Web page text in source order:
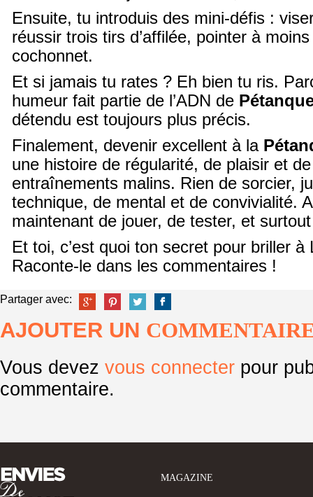
Ensuite, tu introduis des mini-défis :
réussir trois tirs d’affilée, pointer à
cochonnet.
Et si jamais tu rates ? Eh bien tu ris.
humeur fait partie de l’ADN de
détendu est toujours plus précis.
Finalement, devenir excellent à la
une histoire de régularité, de plaisir et
entraînements malins. Rien de sorcier,
technique, de mental et de convivialité.
maintenant de jouer, de tester, et surtout
Et toi, c’est quoi ton secret pour briller à
Raconte-le dans les commentaires !
Partager avec:
AJOUTER UN
Vous devez vous connecter pour
commentaire.
MAGAZINE